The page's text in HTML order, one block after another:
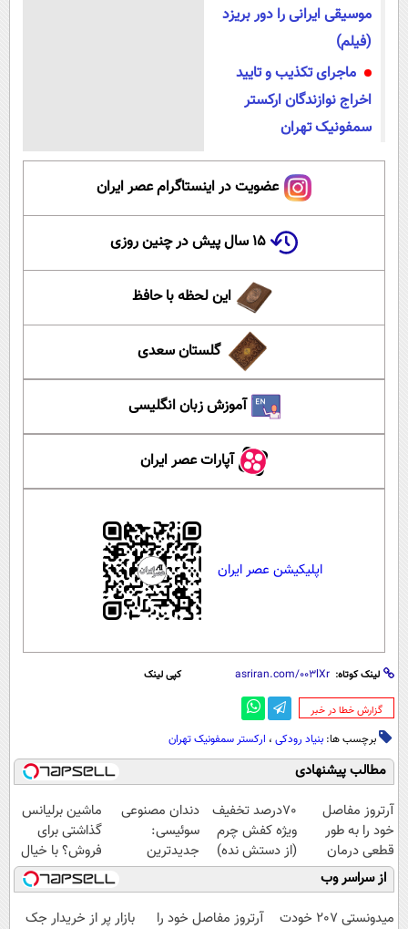
موسیقی ایرانی را دور بریزد
(فیلم)
ماجرای تکذیب و تایید
اخراج نوازندگان ارکستر
سمفونیک تهران
عضویت در اینستاگرام عصر ایران
۱۵ سال پیش در چنین روزی
این لحظه با حافظ
گلستان سعدی
آموزش زبان انگلیسی
آپارات عصر ایران
اپلیکیشن عصر ایران
لینک کوتاه: کپی لینک
‌گزارش خطا در خبر
برچسب ها: بنیاد رودکی ، ارکستر سمفونیک تهران
مطالب پیشنهادی
آرتروز مفاصل
خود را به طور
قطعی درمان
کنید!
◗پرسش‌نامه◖
70درصد تخفیف
ویژه کفش چرم
(از دستش نده)
دندان مصنوعی
سوئیسی:
جدیدترین
فناوری اروپا،
سبک و مقاوم |
پرداخت قسطی
ماشین برلیانس
گذاشتی برای
فروش؟ با خیال
راحت بفروش
از سراسر وب
میدونستی 207 خودت
آرتروز مفاصل خود را
بازار پر از خریدار جک